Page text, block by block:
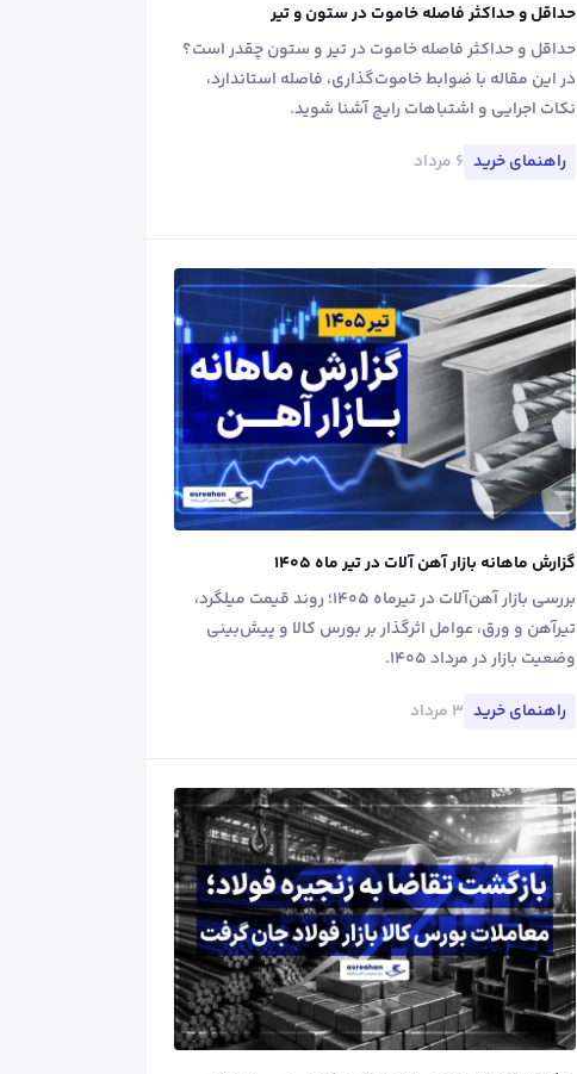
حداقل و حداکثر فاصله خاموت در ستون و تیر
حداقل و حداکثر فاصله خاموت در تیر و ستون چقدر است؟
در این مقاله با ضوابط خاموت‌گذاری، فاصله استاندارد،
نکات اجرایی و اشتباهات رایج آشنا شوید.
راهنمای خرید ۶ مرداد
گزارش ماهانه بازار آهن آلات در تیر ماه ۱۴۰۵
بررسی بازار آهن‌آلات در تیرماه ۱۴۰۵؛ روند قیمت میلگرد،
تیرآهن و ورق، عوامل اثرگذار بر بورس کالا و پیش‌بینی
وضعیت بازار در مرداد ۱۴۰۵.
راهنمای خرید ۳ مرداد